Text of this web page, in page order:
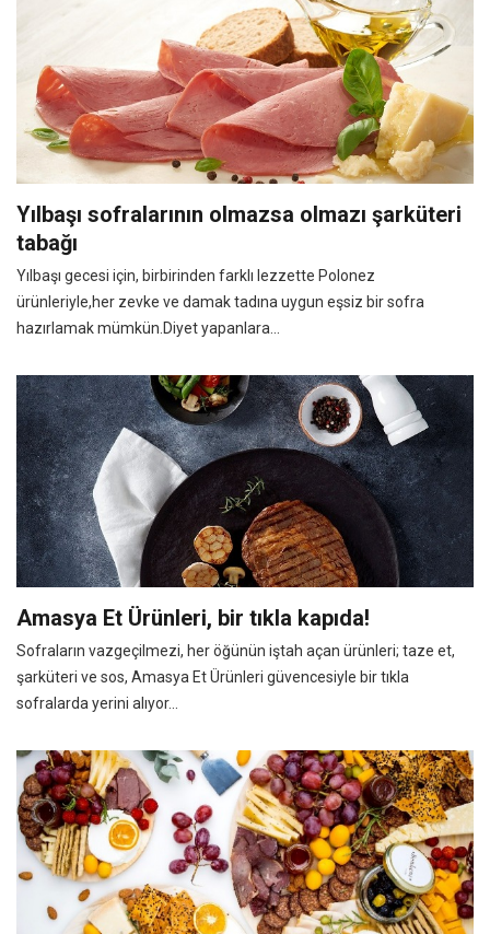
Yılbaşı sofralarının olmazsa olmazı şarküteri
tabağı
Yılbaşı gecesi için, birbirinden farklı lezzette Polonez
ürünleriyle,her zevke ve damak tadına uygun eşsiz bir sofra
hazırlamak mümkün.Diyet yapanlara...
Amasya Et Ürünleri, bir tıkla kapıda!
Sofraların vazgeçilmezi, her öğünün iştah açan ürünleri; taze et,
şarküteri ve sos, Amasya Et Ürünleri güvencesiyle bir tıkla
sofralarda yerini alıyor...